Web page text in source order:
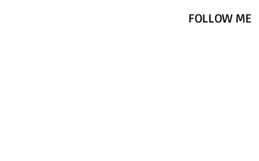
FOLLOW ME